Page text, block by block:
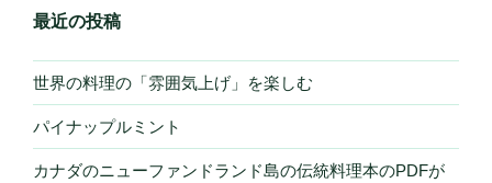
最近の投稿
世界の料理の「雰囲気上げ」を楽しむ
パイナップルミント
カナダのニューファンドランド島の伝統料理本のPDFが